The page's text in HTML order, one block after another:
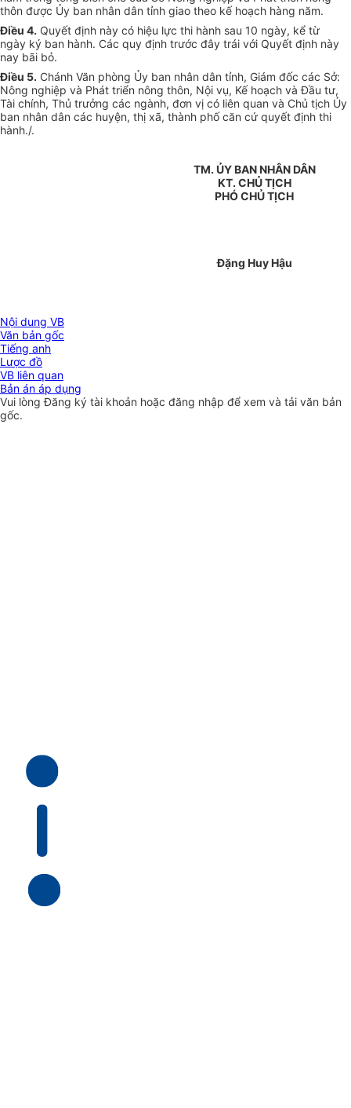
thôn được Ủy ban nhân dân tỉnh giao theo kế hoạch hàng năm.
Điều 4. Quyết định này có hiệu lực thi hành sau 10 ngày, kể từ
ngày ký ban hành. Các quy định trước đây trái với Quyết định này
nay bãi bỏ.
Điều 5. Chánh Văn phòng Ủy ban nhân dân tỉnh, Giám đốc các Sở:
Nông nghiệp và Phát triển nông thôn, Nội vụ, Kế hoạch và Đầu tư,
Tài chính, Thủ trưởng các ngành, đơn vị có liên quan và Chủ tịch Ủy
ban nhân dân các huyện, thị xã, thành phố căn cứ quyết định thi
hành./.
TM. ỦY BAN NHÂN DÂN
KT. CHỦ TỊCH
PHÓ CHỦ TỊCH
Đặng Huy Hậu
Nội dung VB
Văn bản gốc
Tiếng anh
Lược đồ
VB liên quan
Bản án áp dụng
Vui lòngĐăng ký tài khoản hoặc đăng nhập để xem và tải văn bản
gốc.